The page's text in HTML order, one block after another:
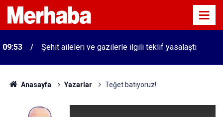
09:53 Şehit aileleri ve gazilerle ilgili teklif yasalaştı
Anasayfa Yazarlar Teğet batıyoruz!